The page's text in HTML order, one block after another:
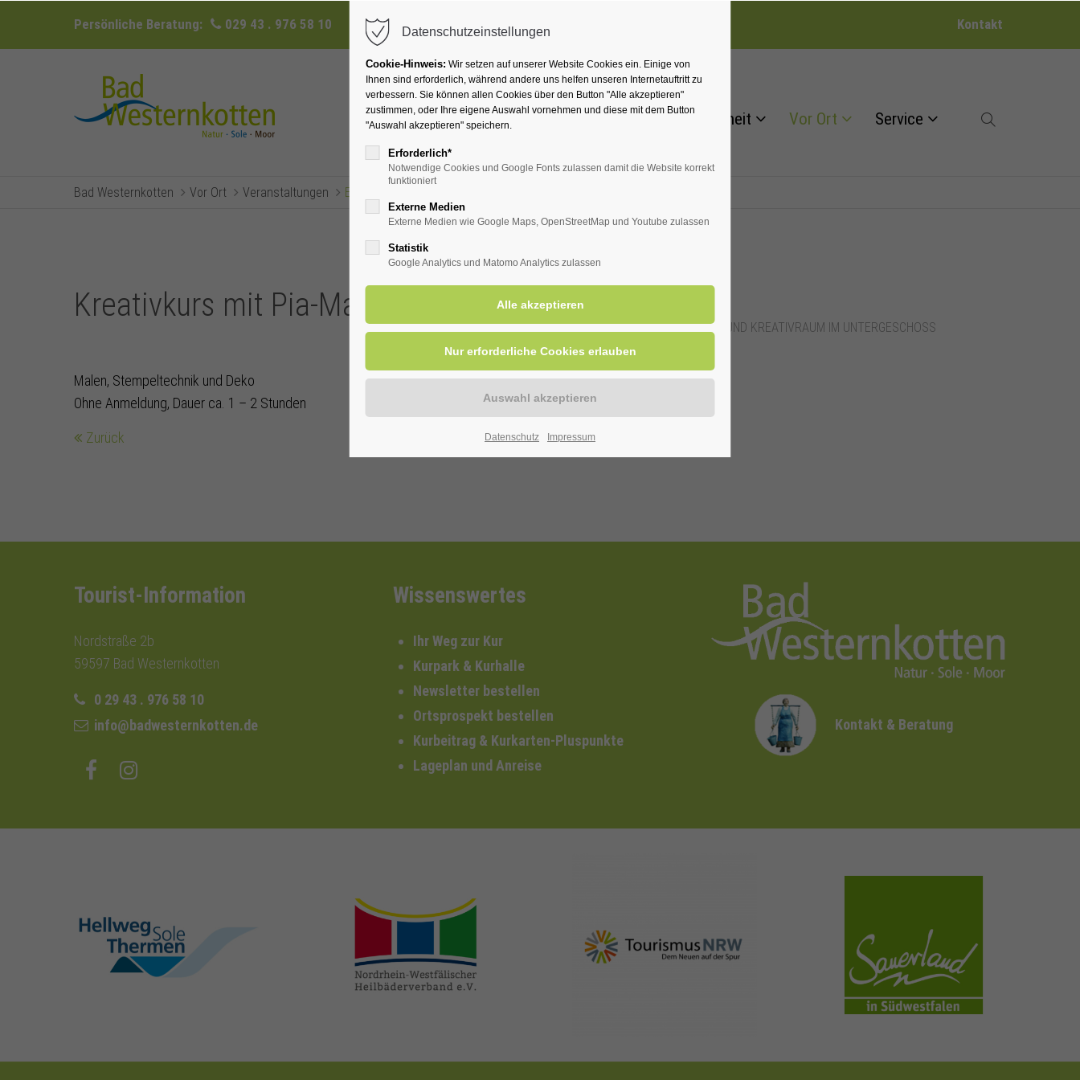
Persönliche Beratung: 029 43 . 976 58 10 info@badwesternkotten.de Kontakt
Ihr Heilbad Übernachten Für Ihre Gesundheit Vor Ort Service
Bad Westernkotten Vor Ort Veranstaltungen Eventsreader (Timeline)
Kreativkurs mit Pia-Marie und Petra
ORT: KLINIK WIESENGRUND KREATIVRAUM IM UNTERGESCHOSS
Malen, Stempeltechnik und Deko
Ohne Anmeldung, Dauer ca. 1 – 2 Stunden
Zurück
Tourist-Information
Nordstraße 2b
59597 Bad Westernkotten
0 29 43 . 976 58 10
info@badwesternkotten.de
Wissenswertes
Ihr Weg zur Kur
Kurpark & Kurhalle
Newsletter bestellen
Ortsprospekt bestellen
Kurbeitrag & Kurkarten-Pluspunkte
Lageplan und Anreise
Kontakt & Beratung
hellweg-sole-
thermen.de
heilbaeder.de
nrw-tourismus.de sauerland.com
Datenschutzeinstellungen
Cookie-Hinweis: Wir setzen auf unserer Website Cookies ein. Einige von
Ihnen sind erforderlich, während andere uns helfen unseren Internetauftritt zu
verbessern. Sie können allen Cookies über den Button "Alle akzeptieren"
zustimmen, oder Ihre eigene Auswahl vornehmen und diese mit dem Button
"Auswahl akzeptieren" speichern.
Erforderlich*
Notwendige Cookies und Google Fonts zulassen damit die Website korrekt
funktioniert
Externe Medien
Externe Medien wie Google Maps, OpenStreetMap und Youtube zulassen
Statistik
Google Analytics und Matomo Analytics zulassen
Datenschutz Impressum